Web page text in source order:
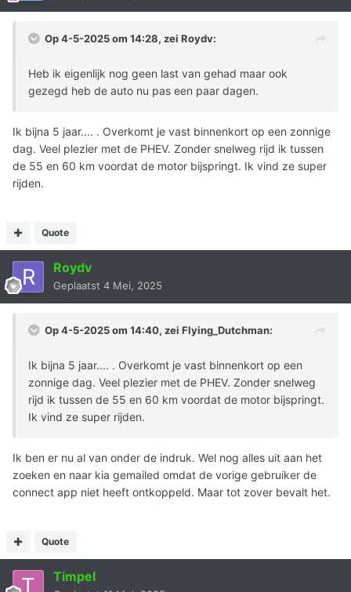
Op 4-5-2025 om 14:28, zei Roydv:
Heb ik eigenlijk nog geen last van gehad maar ook
gezegd heb de auto nu pas een paar dagen.
Ik bijna 5 jaar.... . Overkomt je vast binnenkort op een zonnige
dag. Veel plezier met de PHEV. Zonder snelweg rijd ik tussen
de 55 en 60 km voordat de motor bijspringt. Ik vind ze super
rijden.
Quote
Roydv
Geplaatst 4 Mei, 2025
Op 4-5-2025 om 14:40, zei Flying_Dutchman:
Ik bijna 5 jaar.... . Overkomt je vast binnenkort op een
zonnige dag. Veel plezier met de PHEV. Zonder snelweg
rijd ik tussen de 55 en 60 km voordat de motor bijspringt.
Ik vind ze super rijden.
Ik ben er nu al van onder de indruk. Wel nog alles uit aan het
zoeken en naar kia gemailed omdat de vorige gebruiker de
connect app niet heeft ontkoppeld. Maar tot zover bevalt het.
Quote
Timpel